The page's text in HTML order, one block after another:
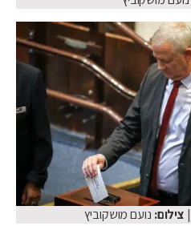
| צילום: נועם מושקוביץ